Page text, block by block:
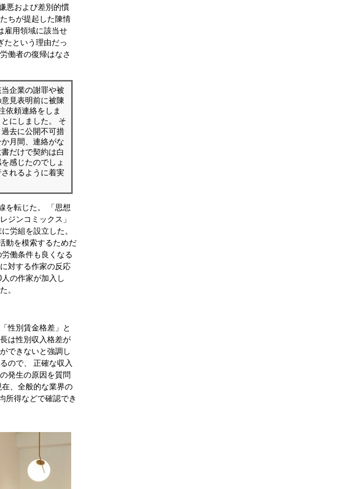
悪および差別的慣
ちが提起した陳情
雇用領域に該当せ
たという理由だっ
働者の復帰はなさ
企業の謝罪や被
見表明前に被陳
依頼連絡をしま
にしました。 そ
去に公開不可措
月間、連絡がな
だけで契約は白
感じたのでしょ
れるように着実
を転じた。 「思想
ジンコミックス」
労組を設立した。
動を模索するためだ
働条件も良くなる
対する作家の反応
の作家が加入し
。
性別賃金格差」と
は性別収入格差が
できないと強調し
ので、 正確な収入
発生の原因を質問
、全般的な業界の
所得などで確認でき